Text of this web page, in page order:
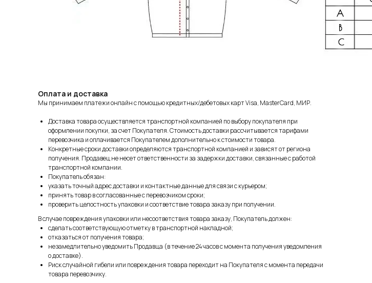
Оплата и доставка
Мы принимаем платежи онлайн с помощью кредитных/дебетовых карт Visa, MasterCard, МИР.
Доставка товара осуществляется транспортной компанией по выбору покупателя при
оформлении покупки, за счет Покупателя. Стоимость доставки рассчитывается тарифами
перевозчика и оплачивается Покупателем дополнительно к стоимости товара.
Конкретные сроки доставки определяются транспортной компанией и зависят от региона
получения. Продавец не несет ответственности за задержки доставки, связанные с работой
транспортной компании.
Покупатель обязан:
указать точный адрес доставки и контактные данные для связи с курьером;
принять товар в согласованные с перевозчиком сроки;
проверить целостность упаковки и соответствие товара заказу при получении.
В случае повреждения упаковки или несоответствия товара заказу, Покупатель должен:
сделать соответствующую отметку в транспортной накладной;
отказаться от получения товара;
незамедлительно уведомить Продавца (в течение 24 часов с момента получения уведомления
о доставке).
Риск случайной гибели или повреждения товара переходит на Покупателя с момента передачи
товара перевозчику.